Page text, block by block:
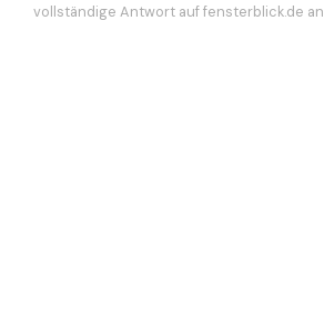
vollständige Antwort auf fensterblick.de an